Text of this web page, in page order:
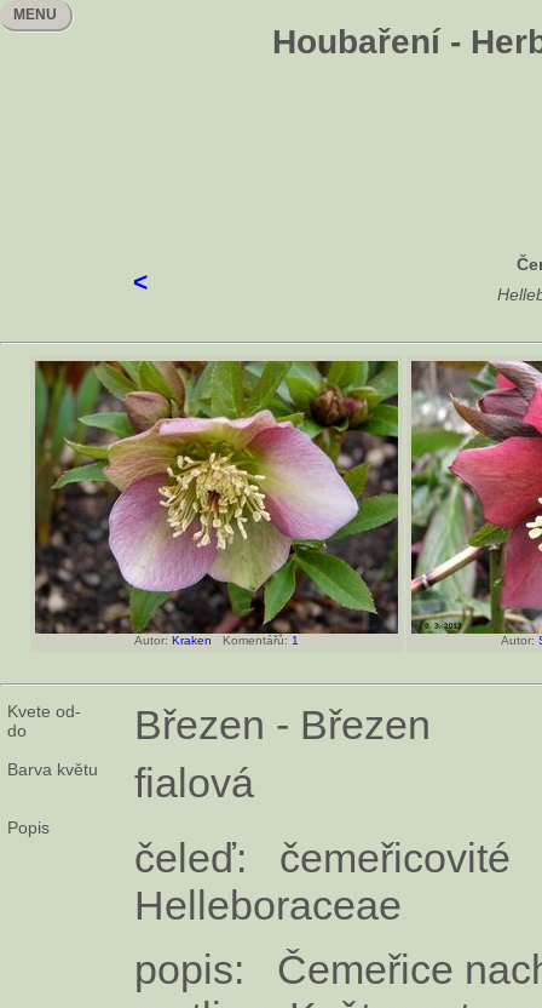
Houbaření -
MENU
<
Autor: Kraken Komentářů: 1 Autor:
Kvete od-
do
Březen - Březen
Barva květu fialová
Popis
čeleď:
Helleboraceae
popis: Čemeřice